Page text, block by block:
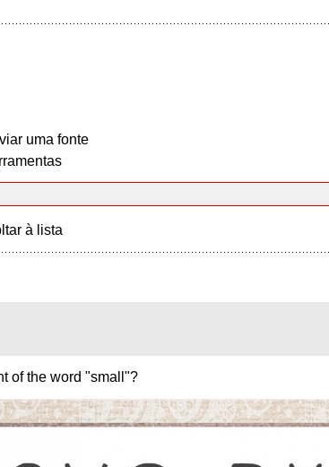
uma fonte
à lista
of the word "small"?